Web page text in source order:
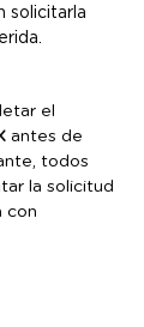
solicitarla
el
antes de
todos
la solicitud
con